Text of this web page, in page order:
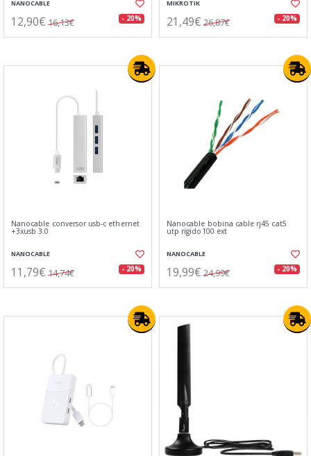
NANOCABLE
12,90€ 16,13€ - 20%
MIKROTIK
21,49€ 26,87€ - 20%
Nanocable conversor usb-c ethernet
+3xusb 3.0
NANOCABLE
11,79€ 14,74€ - 20%
Nanocable bobina cable rj45 cat5
utp rigido100 ext
NANOCABLE
19,99€ 24,99€ - 20%